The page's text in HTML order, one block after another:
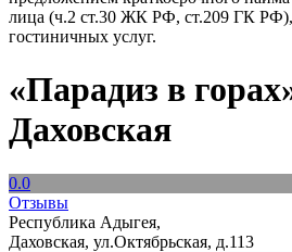
лица (ч.2 ст.30 ЖК РФ, ст.209 ГК РФ),
гостиничных услуг.
«Парадиз в
Даховская
0.0
Отзывы
Республика Адыгея,
Даховская, ул.Октябрьская, д.113